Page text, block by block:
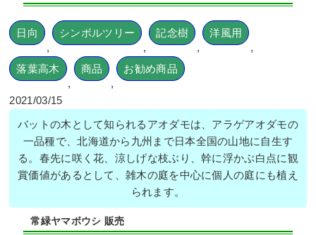
日向
,
シンボルツリー
,
記念樹
,
洋風用
,
落葉高木
,
商品
,
お勧め商品
2021/03/15
バットの木として知られるアオダモは、アラゲアオダモの
一品種で、北海道から九州まで日本全国の山地に自生す
る。春先に咲く花、涼しげな枝ぶり、幹に浮かぶ白点に観
賞価値があるとして、雑木の庭を中心に個人の庭にも植え
られます。
常緑ヤマボウシ 販売